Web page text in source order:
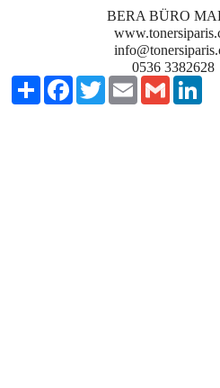
BERA BÜRO
0536 3382628
Paylaş FacebookTwitter Email Gmail